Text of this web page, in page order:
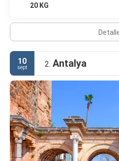
20 KG
10
sept 2. Antalya